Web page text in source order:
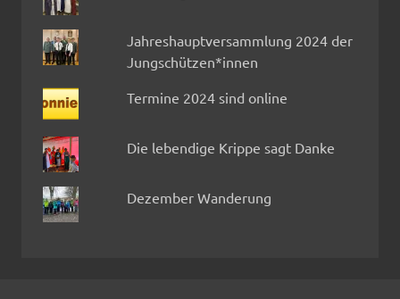
Jahreshauptversammlung 2024 der
Jungschützen*innen
Termine 2024 sind online
Die lebendige Krippe sagt Danke
Dezember Wanderung